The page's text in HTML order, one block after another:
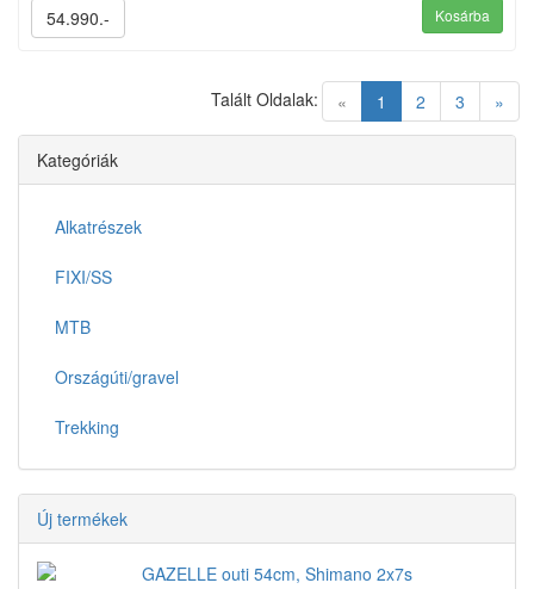
54.990.-
Kosárba
« 1 (current)
2 3 »
Talált Oldalak:
Kategóriák
Alkatrészek
FIXI/SS
MTB
Országúti/gravel
Trekking
Új termékek